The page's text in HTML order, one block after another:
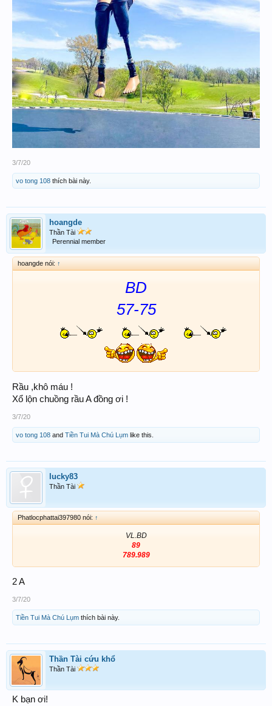
3/7/20
vo tong 108 thích bài này.
hoangde
Thần Tài
Perennial member
hoangde nói: ↑
BD
57-75
Rầu ,khô máu !
Xổ lộn chuồng rầu A đồng ơi !
3/7/20
vo tong 108 and Tiền Tui Mà Chú Lụm like this.
lucky83
Thần Tài
Phatlocphattai397980 nói: ↑
VL.BD
89
789.989
2 A
3/7/20
Tiền Tui Mà Chú Lụm thích bài này.
Thần Tài cứu khổ
Thần Tài
K bạn ơi!